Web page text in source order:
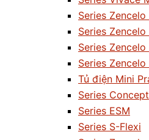
Series
Series
Series Zencelo
Series Zencelo
Tủ điện Mini
Series Concept
Series ESM
Series S-Flexi